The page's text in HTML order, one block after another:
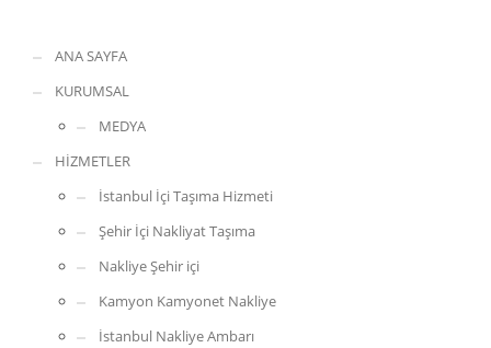
ANA SAYFA
KURUMSAL
MEDYA
HİZMETLER
İstanbul İçi Taşıma Hizmeti
Şehir İçi Nakliyat Taşıma
Nakliye Şehir içi
Kamyon Kamyonet Nakliye
İstanbul Nakliye Ambarı